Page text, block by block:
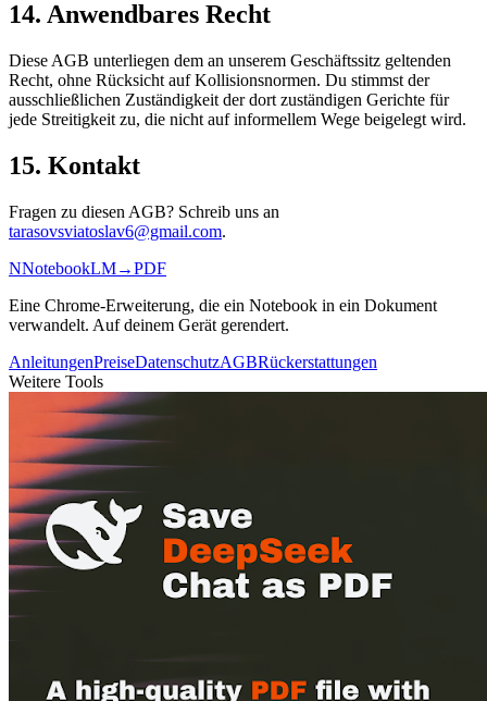
14. Anwendbares Recht
Diese AGB unterliegen dem an unserem Geschäftssitz geltenden
Recht, ohne Rücksicht auf Kollisionsnormen. Du stimmst der
ausschließlichen Zuständigkeit der dort zuständigen Gerichte für
jede Streitigkeit zu, die nicht auf informellem Wege beigelegt wird.
15. Kontakt
Fragen zu diesen AGB? Schreib uns an
tarasovsviatoslav6@gmail.com.
NNotebookLM→PDF
Eine Chrome-Erweiterung, die ein Notebook in ein Dokument
verwandelt. Auf deinem Gerät gerendert.
AnleitungenPreiseDatenschutzAGBRückerstattungen
Weitere Tools